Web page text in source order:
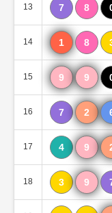
13 7 8
14 1 8
15 9 9
16 7 2
17 4 9
18 3 9